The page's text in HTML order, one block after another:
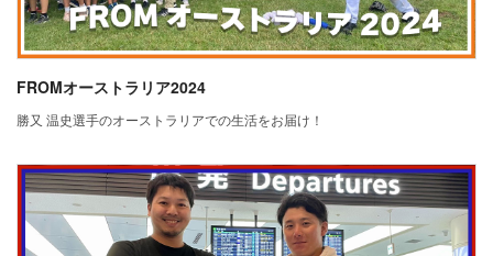
FROMオーストラリア2024
勝又 温史選手のオーストラリアでの生活をお届け！